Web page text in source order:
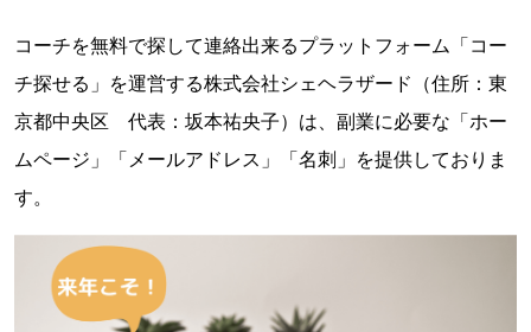
コーチを無料で探して連絡出来るプラットフォーム「コー
チ探せる」を運営する株式会社シェヘラザード（住所：東
京都中央区 代表：坂本祐央子）は、副業に必要な「ホー
ムページ」「メールアドレス」「名刺」を提供しておりま
す。